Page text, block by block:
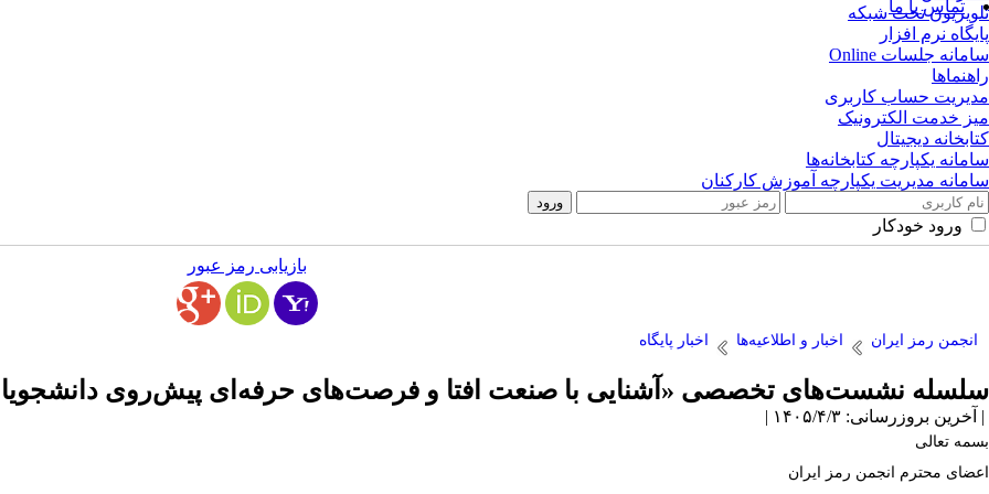
تماس با ما
تلویزیون تحت شبکه
پایگاه نرم افزار
سامانه جلسات Online
راهنماها
مدیریت حساب کاربری
میز خدمت الکترونیک
کتابخانه دیجیتال
سامانه یکپارچه کتابخانه‌ها
سامانه مدیریت یکپارچه آموزش کارکنان
ورود خودکار
بازیابی رمز عبور
انجمن رمز ایران اخبار و اطلاعیه‌ها اخبار پایگاه
سلسله نشست‌های تخصصی «آشنایی با صنعت افتا و فرصت‌های حرفه‌ای پیش‌روی
| آخرین بروزرسانی: ۱۴۰۵/۴/۳ |
بسمه تعالی
اعضای محترم انجمن رمز ایران